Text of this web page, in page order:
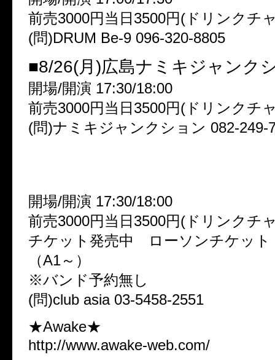
前売3000円当日3500円(ドリンクチ
(問)DRUM Be-9 096-320-8805
■8/26(月)広島ナミキジャンク
開場/開演 17:30/18:00
前売3000円当日3500円(ドリンクチ
(問)ナミキジャンクション 082-249-
開場/開演 17:30/18:00
前売3000円当日3500円(ドリンクチ
チケット発売中 ローソンチケット
（A1～）
※バンド予約無し
(問)club asia 03-5458-2551
★Awake★
http://www.awake-web.com/